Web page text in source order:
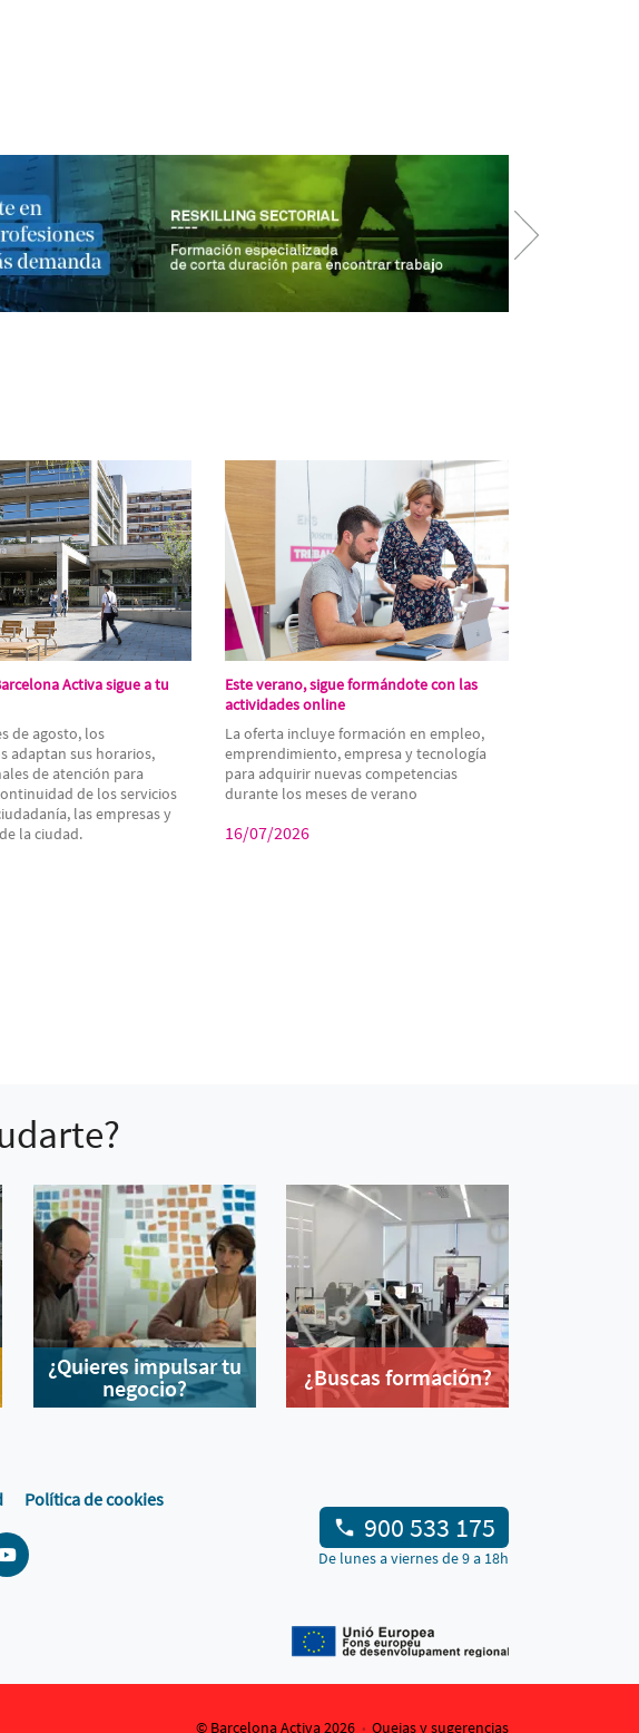
Activa sigue a tu
de agosto, los
adaptan sus horarios,
de atención para
de los servicios
las empresas y
la ciudad.
Este verano, sigue formándote con las
actividades online
La oferta incluye formación en empleo,
emprendimiento, empresa y tecnología
para adquirir nuevas competencias
durante los meses de verano
16/07/2026
¿Quieres impulsar tu
negocio?
¿Buscas formación?
Política de cookies
900 533 175
De lunes a viernes de 9 a 18h
© Barcelona Activa 2026 Quejas y sugerencias